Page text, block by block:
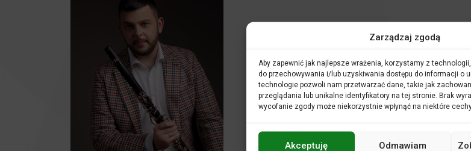
Zarządzaj zgodą
Aby zapewnić jak najlepsze wrażenia, korzystamy z
do przechowywania i/lub uzyskiwania dostępu do informacji o
technologie pozwoli nam przetwarzać dane, takie jak
przeglądania lub unikalne identyfikatory na tej stronie. Brak
wycofanie zgody może niekorzystnie wpłynąć na niektóre
Akceptuję Odmawiam